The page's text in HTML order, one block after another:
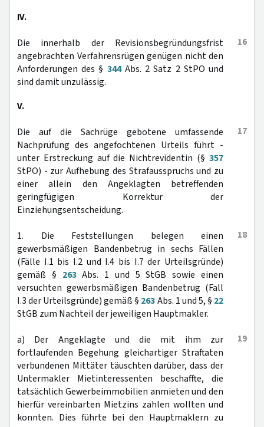
IV.
16
Die innerhalb der Revisionsbegründungsfrist
angebrachten Verfahrensrügen genügen nicht den
Anforderungen des § 344Abs. 2 Satz 2 StPO und
sind damit unzulässig.
V.
17
Die auf die Sachrüge gebotene umfassende
Nachprüfung des angefochtenen Urteils führt -
unter Erstreckung auf die Nichtrevidentin (§ 357
StPO) - zur Aufhebung des Strafausspruchs und zu
einer allein den Angeklagten betreffenden
geringfügigen Korrektur der
Einziehungsentscheidung.
18
1. Die Feststellungen belegen einen
gewerbsmäßigen Bandenbetrug in sechs Fällen
(Fälle I.1 bis I.2 und I.4 bis I.7 der Urteilsgründe)
gemäß § 263Abs. 1 und 5 StGB sowie einen
versuchten gewerbsmäßigen Bandenbetrug (Fall
I.3 der Urteilsgründe) gemäß § 263Abs. 1 und 5, § 22
StGB zum Nachteil der jeweiligen Hauptmakler.
19
a) Der Angeklagte und die mit ihm zur
fortlaufenden Begehung gleichartiger Straftaten
verbundenen Mittäter täuschten darüber, dass der
Untermakler Mietinteressenten beschaffte, die
tatsächlich Gewerbeimmobilien anmieten und den
hierfür vereinbarten Mietzins zahlen wollten und
konnten. Dies führte bei den Hauptmaklern zu